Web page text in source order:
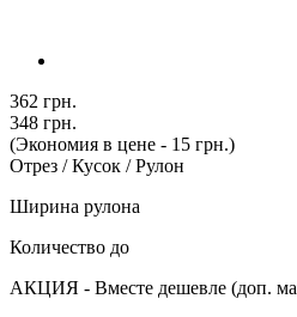
362 грн.
348 грн.
(Экономия в цене - 15 грн.)
Отрез / Кусок / Рулон
Ширина рулона
Количество до
АКЦИЯ - Вместе дешевле (доп.